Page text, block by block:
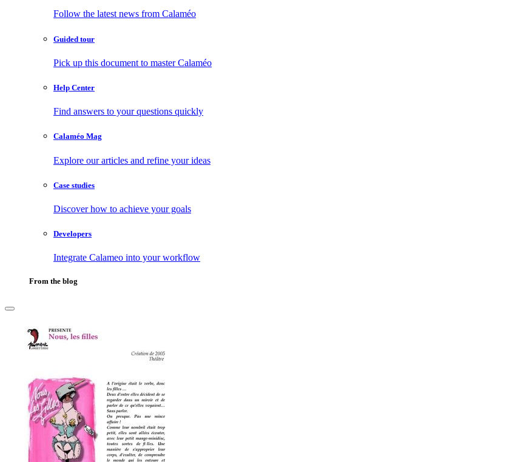
Follow the latest news from Calaméo
Guided tour
Pick up this document to master Calaméo
Help Center
Find answers to your questions quickly
Calaméo Mag
Explore our articles and refine your ideas
Case studies
Discover how to achieve your goals
Developers
Integrate Calameo into your workflow
From the blog